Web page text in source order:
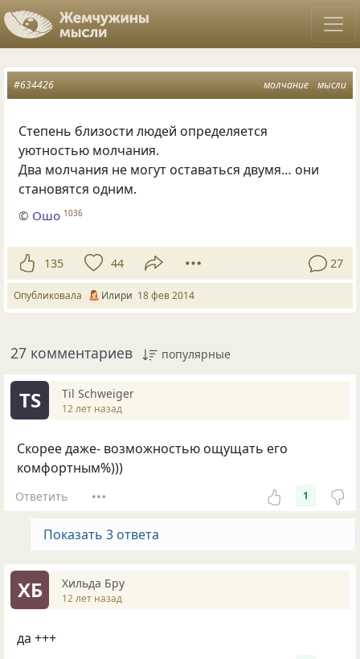
молчание мысли
#634426
Степень близости людей определяется
уютностью молчания.
Два молчания не могут оставаться двумя… они
становятся одним.
© Ошо 1036
135 44 27
Опубликовала Илири 18 фев 2014
27 комментариев популярные
TS Til Schweiger
12 лет назад
Скорее даже- возможностью ощущать его
комфортным%)))
Ответить 1
Показать 3 ответа
ХБ Хильда Бру
12 лет назад
да +++